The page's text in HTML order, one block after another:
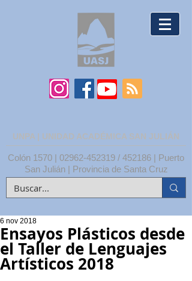
UNPA | UNIDAD ACADÉMICA SAN JULIÁN
Colón 1570 | 02962-452319 / 452186 | Puerto
San Julián | Provincia de Santa Cruz
Ensayos Plásticos desde
el Taller de Lenguajes
Artísticos 2018
6 nov 2018